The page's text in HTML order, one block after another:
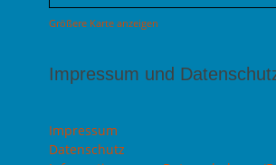
Größere Karte anzeigen
Impressum und
Impressum
Datenschutz